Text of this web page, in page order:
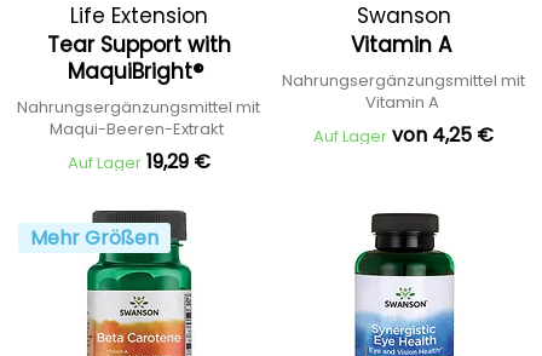
Life Extension
Tear Support with
MaquiBright®
Nahrungsergänzungsmittel mit
Maqui-Beeren-Extrakt
Auf Lager 19,29 €
Swanson
Vitamin A
Nahrungsergänzungsmittel mit
Vitamin A
Auf Lager von 4,25 €
Mehr Größen